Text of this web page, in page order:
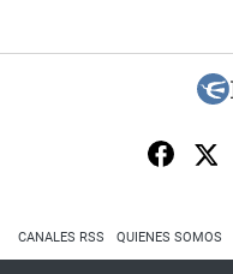
CANALES RSS QUIENES SOMOS